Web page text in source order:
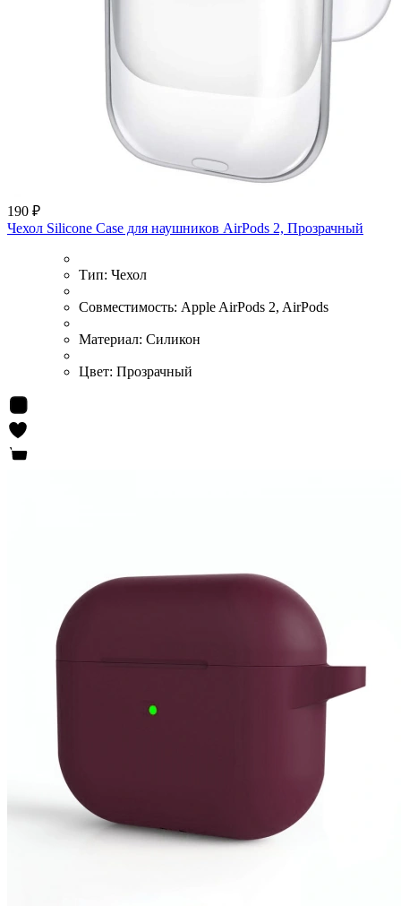
190 ₽
Чехол Silicone Case для наушников AirPods 2, Прозрачный
Тип: Чехол
Совместимость: Apple AirPods 2, AirPods
Материал: Силикон
Цвет: Прозрачный